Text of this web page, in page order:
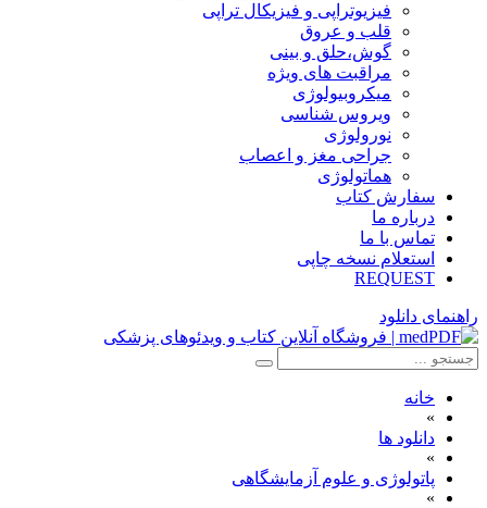
فیزیوتراپی و فیزیکال تراپی
قلب و عروق
گوش،حلق و بینی
مراقبت های ویژه
میکروبیولوژی
ویروس شناسی
نورولوژی
جراحی مغز و اعصاب
هماتولوژی
سفارش کتاب
درباره ما
تماس با ما
استعلام نسخه چاپی
REQUEST
راهنمای دانلود
خانه
»
دانلود ها
»
پاتولوژی و علوم آزمایشگاهی
»